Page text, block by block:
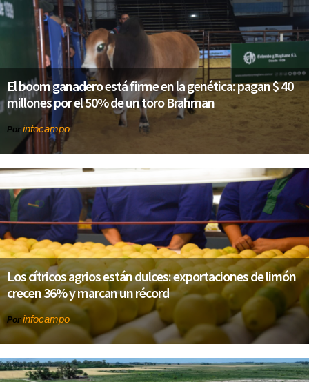
El boom ganadero está firme en la genética: pagan $ 40
millones por el 50% de un toro Brahman
Por infocampo
Los cítricos agrios están dulces: exportaciones de limón
crecen 36% y marcan un récord
Por infocampo